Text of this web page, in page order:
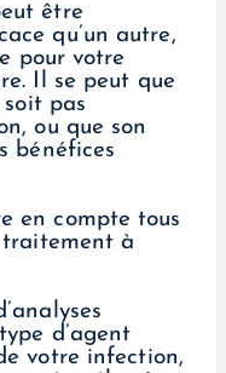
être
qu’un autre,
pour votre
Il se peut que
pas
ou que son
bénéfices
en compte tous
à
d’agent
votre infection,